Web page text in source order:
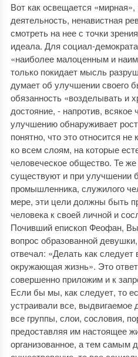
Вот как освещается «мирная»,
деятельность, ненавистная
смотреть на нее с точки
идеала. Для социал-
«наиболее малоценным и
только покидает мысль
думает об улучшении своего
обязанность «возделывать и
достояние, - напротив, всякое
улучшению обнаруживает
понятно, что это относится
ко всем слоям, на которые
человеческое общество. Те
существуют и при улучшении
промышленника, служилого
мере, эти цели должны быть
человека к своей личной и
Почивший епископ Феофан,
вопрос образованной
отвечал: «Делать как следует
окружающая жизнь». Это
совершенно приложим и к
Если бы мы, как следует, то
устраивали все, выдвигаемое
все группы, слои, сословия,
предоставляя им настоящее
организованное, а тем самым